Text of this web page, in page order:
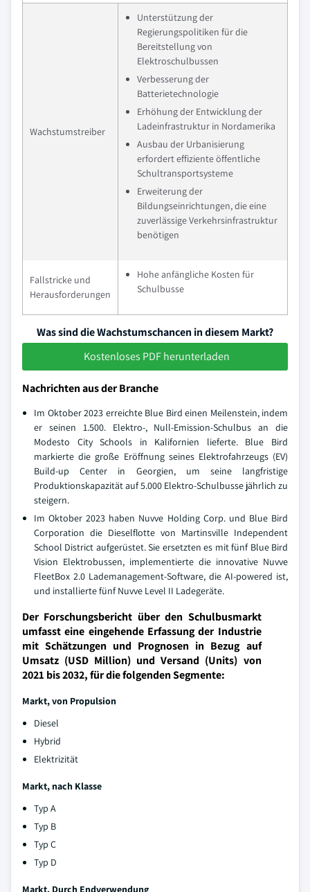
Wachstumstreiber
Unterstützung der
Regierungspolitiken für die
Bereitstellung von
Elektroschulbussen
Verbesserung der
Batterietechnologie
Erhöhung der Entwicklung der
Ladeinfrastruktur in Nordamerika
Ausbau der Urbanisierung
erfordert effiziente öffentliche
Schultransportsysteme
Erweiterung der
Bildungseinrichtungen, die eine
zuverlässige Verkehrsinfrastruktur
benötigen
Fallstricke und
Herausforderungen
Hohe anfängliche Kosten für
Schulbusse
Was sind die Wachstumschancen in diesem Markt?
Kostenloses PDF herunterladen
Nachrichten aus der Branche
Im Oktober 2023 erreichte Blue Bird einen Meilenstein, indem
er seinen 1.500. Elektro-, Null-Emission-Schulbus an die
Modesto City Schools in Kalifornien lieferte. Blue Bird
markierte die große Eröffnung seines Elektrofahrzeugs (EV)
Build-up Center in Georgien, um seine langfristige
Produktionskapazität auf 5.000 Elektro-Schulbusse jährlich zu
steigern.
Im Oktober 2023 haben Nuvve Holding Corp. und Blue Bird
Corporation die Dieselflotte von Martinsville Independent
School District aufgerüstet. Sie ersetzten es mit fünf Blue Bird
Vision Elektrobussen, implementierte die innovative Nuvve
FleetBox 2.0 Lademanagement-Software, die AI-powered ist,
und installierte fünf Nuvve Level II Ladegeräte.
Der Forschungsbericht über den Schulbusmarkt
umfasst eine eingehende Erfassung der Industrie
mit Schätzungen und Prognosen in Bezug auf
Umsatz (USD Million) und Versand (Units) von
2021 bis 2032, für die folgenden Segmente:
Markt, von Propulsion
Diesel
Hybrid
Elektrizität
Markt, nach Klasse
Typ A
Typ B
Typ C
Typ D
Markt, Durch Endverwendung